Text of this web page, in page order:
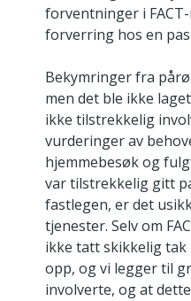
forventninger i
forverring hos en
Bekymringer fra
men det ble ikke
ikke tilstrekkelig
vurderinger av
hjemmebesøk og
var tilstrekkelig gitt
fastlegen, er det
tjenester. Selv om
ikke tatt skikkelig
opp, og vi legger til
involverte, og at